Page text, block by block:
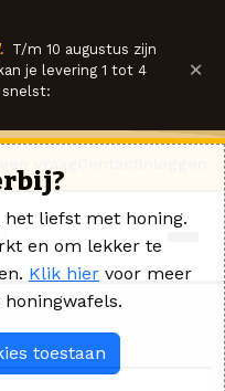
T/m 10 augustus zijn
je levering 1 tot 4
×
het liefst met honing.
en om lekker te
Klik hier voor meer
toestaan